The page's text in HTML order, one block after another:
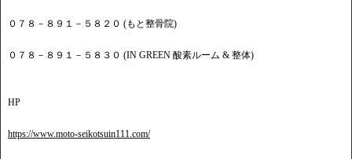
０７８－８９１－５８２０ (もと整骨院)
０７８－８９１－５８３０ (IN GREEN 酸素ルーム & 整体)
HP
https://www.moto-seikotsuin111.com/